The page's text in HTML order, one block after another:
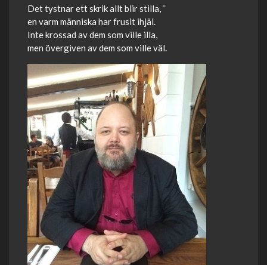
Det tystnar ett skrik allt blir stilla, ¨
en varm människa har frusit ihjäl.
Inte krossad av dem som ville illa,
men övergiven av dem som ville väl.